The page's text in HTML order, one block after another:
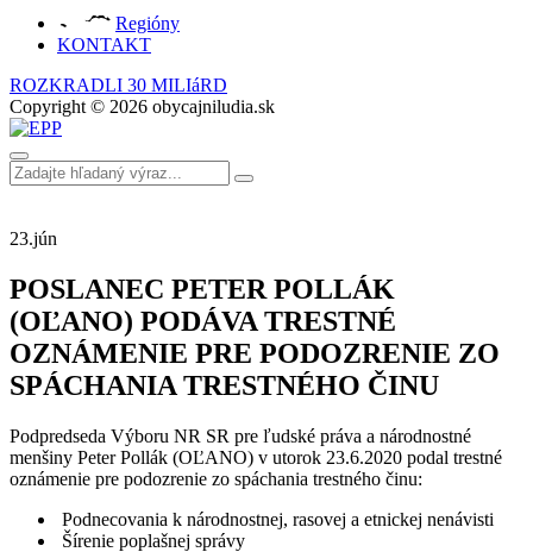
Regióny
KONTAKT
ROZKRADLI 30 MILIáRD
Copyright © 2026 obycajniludia.sk
23.jún
POSLANEC PETER POLLÁK
(OĽANO) PODÁVA TRESTNÉ
OZNÁMENIE PRE PODOZRENIE ZO
SPÁCHANIA TRESTNÉHO ČINU
Podpredseda Výboru NR SR pre ľudské práva a národnostné
menšiny Peter Pollák (OĽANO) v utorok 23.6.2020 podal trestné
oznámenie pre podozrenie zo spáchania trestného činu:
Podnecovania k národnostnej, rasovej a etnickej nenávisti
Šírenie poplašnej správy